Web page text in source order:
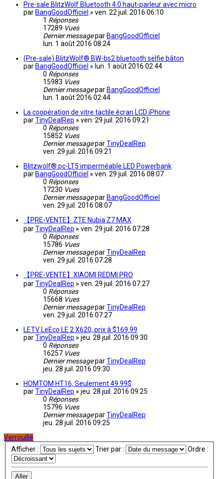
Pre-sale:BlitzWolf Bluetooth 4.0 haut-parleur avec micro
par BangGoodOfficiel » ven. 22 juil. 2016 06:10
1 Réponses
17289 Vues
Dernier messagepar BangGoodOfficiel
lun. 1 août 2016 08:24
(Pre-sale) BlitzWolf® BW-bs2 bluetooth selfie bâton
par BangGoodOfficiel » lun. 1 août 2016 02:44
0 Réponses
15983 Vues
Dernier messagepar BangGoodOfficiel
lun. 1 août 2016 02:44
La coopération de vitre tactile écran LCD iPhone
parTinyDealRep » ven. 29 juil. 2016 09:21
0 Réponses
15852 Vues
Dernier messageparTinyDealRep
ven. 29 juil. 2016 09:21
Blitzwolf® pc-LT5 imperméable LED Powerbank
par BangGoodOfficiel » ven. 29 juil. 2016 08:07
0 Réponses
17230 Vues
Dernier messagepar BangGoodOfficiel
ven. 29 juil. 2016 08:07
【PRE-VENTE】ZTE Nubia Z7 MAX
parTinyDealRep » ven. 29 juil. 2016 07:28
0 Réponses
15786 Vues
Dernier messageparTinyDealRep
ven. 29 juil. 2016 07:28
【PRE-VENTE】XIAOMI REDMI PRO
parTinyDealRep » ven. 29 juil. 2016 07:27
0 Réponses
15668 Vues
Dernier messageparTinyDealRep
ven. 29 juil. 2016 07:27
LETV LeEco LE 2 X620, prix à $169.99
parTinyDealRep » jeu. 28 juil. 2016 09:30
0 Réponses
16257 Vues
Dernier messageparTinyDealRep
jeu. 28 juil. 2016 09:30
HOMTOM HT16, Seulement 49.99$
parTinyDealRep » jeu. 28 juil. 2016 09:25
0 Réponses
15796 Vues
Dernier messageparTinyDealRep
jeu. 28 juil. 2016 09:25
Verrouillé
Afficher :
Trier par : Ordre :